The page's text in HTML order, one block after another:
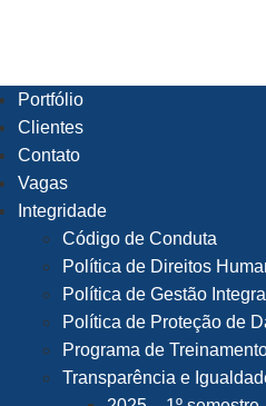
Portfólio
Clientes
Contato
Vagas
Integridade
Código de Conduta
Política de Direitos
Política de Gestão
Política de Proteção de
Programa de
Transparência e